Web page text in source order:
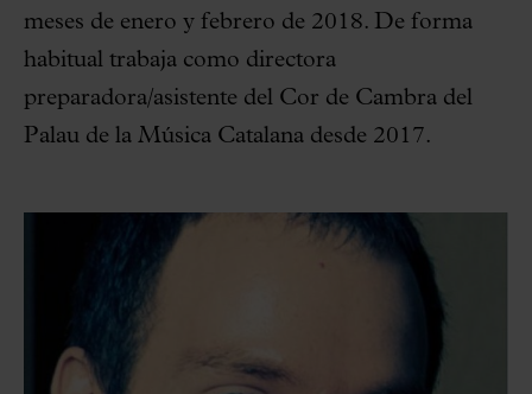
meses de enero y febrero de 2018. De forma
habitual trabaja como directora
preparadora/asistente del Cor de Cambra del
Palau de la Música Catalana desde 2017.